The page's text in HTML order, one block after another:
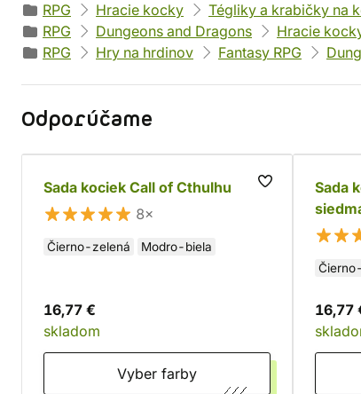
RPG
Hracie kocky
Tégliky a krabičky na
RPG
Dungeons and Dragons Hracie
RPG
Hry na hrdinov Fantasy RPG
Odporúčame
Sada kociek Call of Cthulhu
8×
Čierno-zelená Modro-biela
16,77 €
skladom
Vyber farby
Sada
16,77